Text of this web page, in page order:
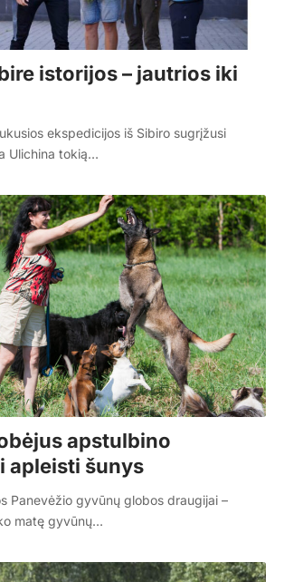
istorijos – jautrios iki
ekspedicijos iš Sibiro sugrįžusi
Ulichina tokią…
apstulbino
apleisti šunys
Panevėžio gyvūnų globos draugijai –
matę gyvūnų…